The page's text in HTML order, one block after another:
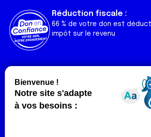
Réduction fiscale :
66 % de votre don est
impôt sur le revenu
Liens utiles
Nos actualités
Nos publications
Contact
Espace
Espace